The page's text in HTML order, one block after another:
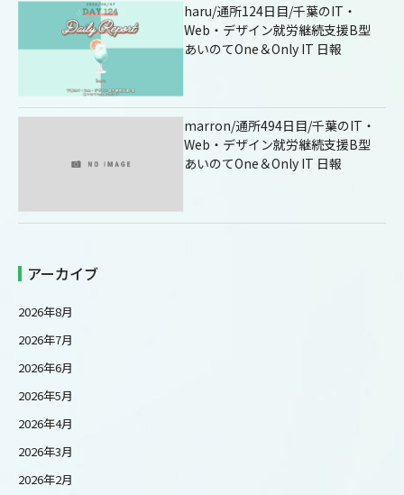
haru/通所124日目/千葉のIT・
Web・デザイン就労継続支援B型
あいのてOne＆Only IT 日報
marron/通所494日目/千葉のIT・
Web・デザイン就労継続支援B型
あいのてOne＆Only IT 日報
アーカイブ
2026年8月
2026年7月
2026年6月
2026年5月
2026年4月
2026年3月
2026年2月